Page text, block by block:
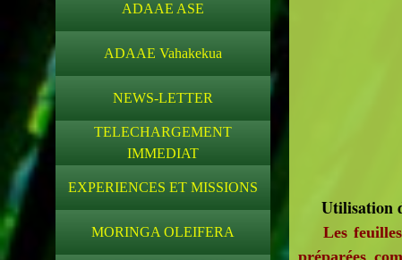
ADAAE ASE
ADAAE Vahakekua
NEWS-LETTER
TELECHARGEMENT
IMMEDIAT
EXPERIENCES ET MISSIONS
MORINGA OLEIFERA
Utilisation
Les feuilles
préparées